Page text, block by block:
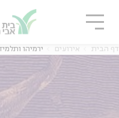
דף הבית אירועים ירמיהו
סגור